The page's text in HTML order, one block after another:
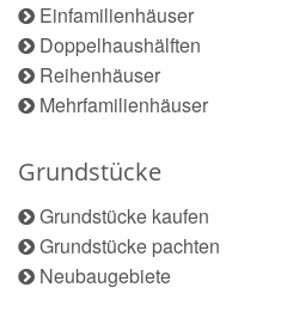
Einfamilienhäuser
Doppelhaushälften
Reihenhäuser
Mehrfamilienhäuser
Grundstücke
Grundstücke kaufen
Grundstücke pachten
Neubaugebiete